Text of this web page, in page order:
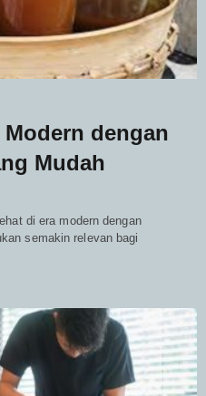
dengan
Mudah
di era modern dengan
semakin relevan bagi